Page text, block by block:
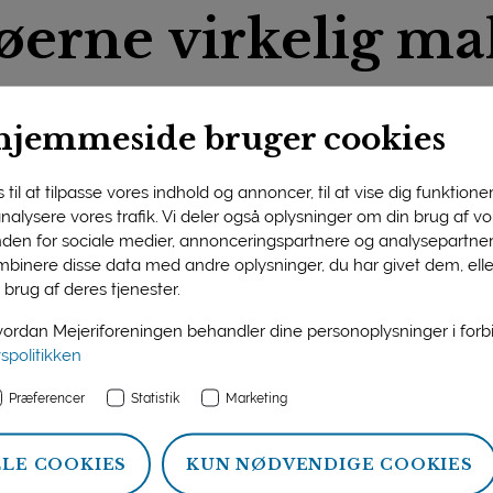
bruger cookies
til at tilpasse vores indhold og annoncer, til at vise dig
vores trafik. Vi deler også oplysninger om din brug af
for sociale medier, annonceringspartnere og
disse data med andre oplysninger, du har givet dem,
af deres tjenester.
Mejeriforeningen behandler dine personoplysninger i
Præferencer Statistik Marketing
COOKIES KUN NØDVENDIGE COOKIES
virkelig
ved Randers blev knap
og mælkeproduktion, da
Landbrug.
fra gæsterne om alt muligt – fx ’går køerne selv ind i
der har ikke været et eneste kritisk spørgsmål til vores
de var interesserede i driften,” konstaterer Niels Erik
og deres søn Nikolaj havde Niels Erik åbnet familiens
Landbrug-arrangement. Sammen med en flok
indkaldt for at vise gæsterne rundt, fortælle